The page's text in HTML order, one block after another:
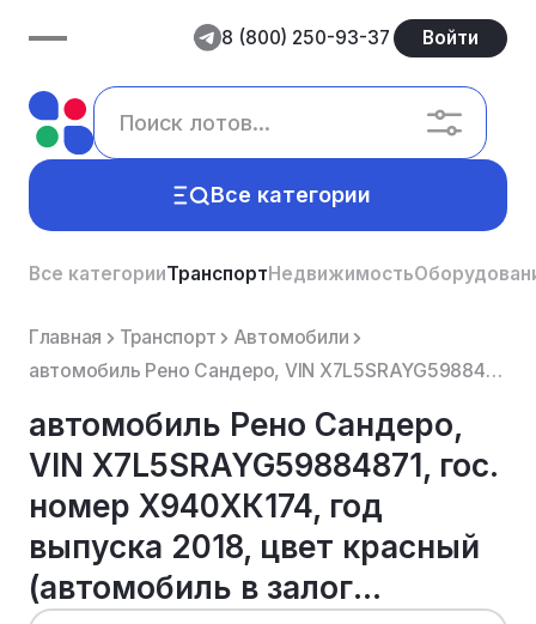
8 (800) 250-93-37 Войти
Все категории
Все категорииТранспортНедвижимость
Главная Транспорт
Автомобили
автомобиль Рено Сандеро, VIN X7L5SRAYG59884871, гос. номер Х940ХК174, год выпуска 2018, цвет красный...
автомобиль Рено Сандеро,
VIN X7L5SRAYG59884871, гос.
номер Х940ХК174, год
выпуска 2018, цвет красный
(автомобиль в залог...